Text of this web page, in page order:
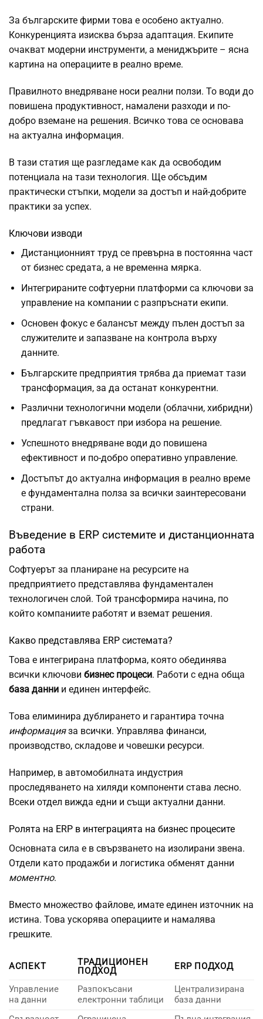
За българските фирми това е особено актуално.
Конкуренцията изисква бърза адаптация. Екипите
очакват модерни инструменти, а мениджърите – ясна
картина на операциите в реално време.
Правилното внедряване носи реални ползи. То води до
повишена продуктивност, намалени разходи и по-
добро вземане на решения. Всичко това се основава
на актуална информация.
В тази статия ще разгледаме как да освободим
потенциала на тази технология. Ще обсъдим
практически стъпки, модели за достъп и най-добрите
практики за успех.
Ключови изводи
Дистанционният труд се превърна в постоянна част
от бизнес средата, а не временна мярка.
Интегрираните софтуерни платформи са ключови за
управление на компании с разпръснати екипи.
Основен фокус е балансът между пълен достъп за
служителите и запазване на контрола върху
данните.
Българските предприятия трябва да приемат тази
трансформация, за да останат конкурентни.
Различни технологични модели (облачни, хибридни)
предлагат гъвкавост при избора на решение.
Успешното внедряване води до повишена
ефективност и по-добро оперативно управление.
Достъпът до актуална информация в реално време
е фундаментална полза за всички заинтересовани
страни.
Въведение в ERP системите и дистанционната
работа
Софтуерът за планиране на ресурсите на
предприятието представлява фундаментален
технологичен слой. Той трансформира начина, по
който компаниите работят и вземат решения.
Какво представлява ERP системата?
Това е интегрирана платформа, която обединява
всички ключови бизнес процеси. Работи с една обща
база данни и единен интерфейс.
Това елиминира дублирането и гарантира точна
информацияза всички. Управлява финанси,
производство, складове и човешки ресурси.
Например, в автомобилната индустрия
проследяването на хиляди компоненти става лесно.
Всеки отдел вижда едни и същи актуални данни.
Ролята на ERP в интеграцията на бизнес процесите
Основната сила е в свързването на изолирани звена.
Отдели като продажби и логистика обменят данни
моментно.
Вместо множество файлове, имате единен източник на
истина. Това ускорява операциите и намалява
грешките.
АСПЕКТ
ТРАДИЦИОНЕН
ПОДХОД
ERP ПОДХОД
Управление
на данни
Разпокъсани
електронни таблици
Централизирана
база данни